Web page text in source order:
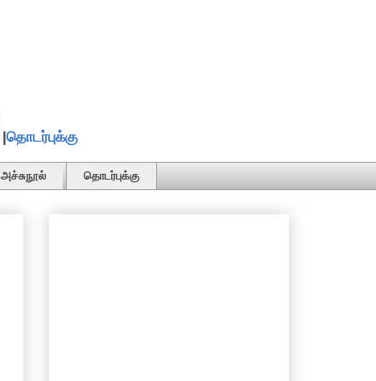
தொடர்புக்கு
அச்சுநூல் தொடர்புக்கு